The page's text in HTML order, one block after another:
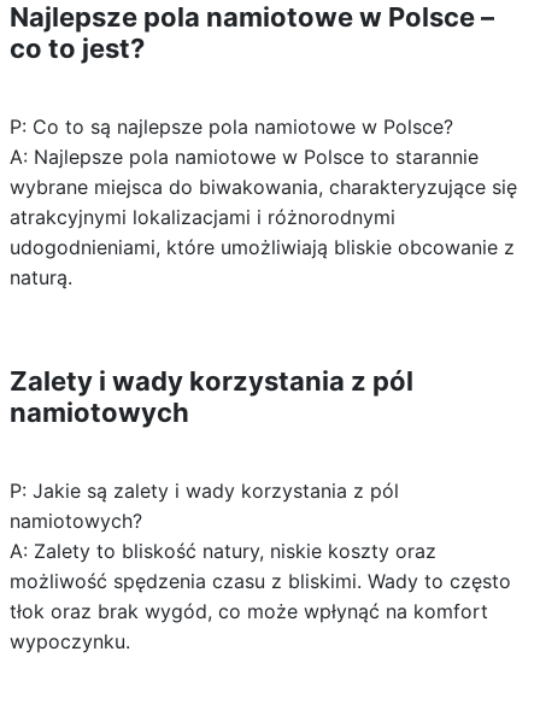
Najlepsze pola namiotowe w Polsce –
co to jest?
P: Co to są najlepsze pola namiotowe w Polsce?
A: Najlepsze pola namiotowe w Polsce to starannie
wybrane miejsca do biwakowania, charakteryzujące się
atrakcyjnymi lokalizacjami i różnorodnymi
udogodnieniami, które umożliwiają bliskie obcowanie z
naturą.
Zalety i wady korzystania z pól
namiotowych
P: Jakie są zalety i wady korzystania z pól
namiotowych?
A: Zalety to bliskość natury, niskie koszty oraz
możliwość spędzenia czasu z bliskimi. Wady to często
tłok oraz brak wygód, co może wpłynąć na komfort
wypoczynku.